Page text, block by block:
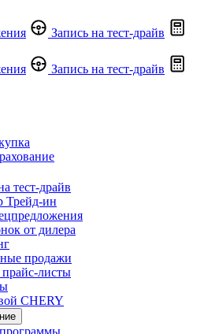
Запись на тест-драйв
Запись на тест-драйв
тест-драйв
Трейд-ин
от дилера
продажи
листы
CHERY